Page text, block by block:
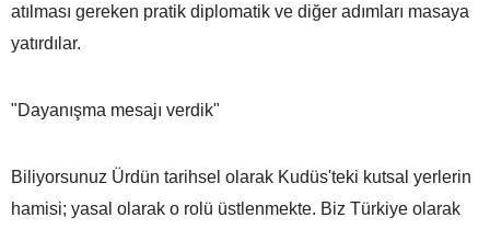
atılması gereken pratik diplomatik ve diğer adımları masaya
yatırdılar.
"Dayanışma mesajı verdik"
Biliyorsunuz Ürdün tarihsel olarak Kudüs'teki kutsal yerlerin
hamisi; yasal olarak o rolü üstlenmekte. Biz Türkiye olarak